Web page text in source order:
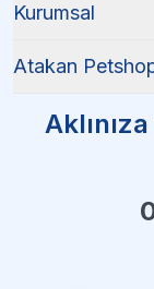
Kurumsal
Atakan